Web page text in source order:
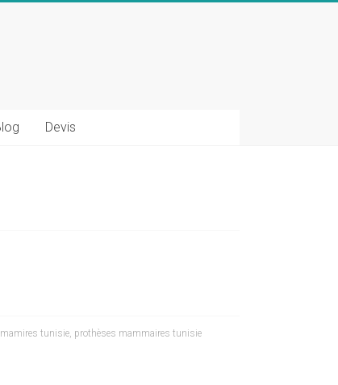
Devis
tunisie, prothèses mammaires tunisie